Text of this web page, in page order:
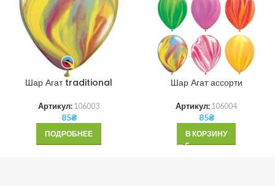
Шар Агат traditional
Артикул: 106003
85₴
ПОДРОБНЕЕ
Шар Агат ассорти
Артикул: 106004
85₴
В КОРЗИНУ